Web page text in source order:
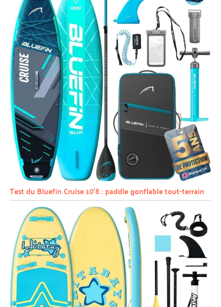
Test du Bluefin Cruise 10’8 : paddle gonflable tout-terrain